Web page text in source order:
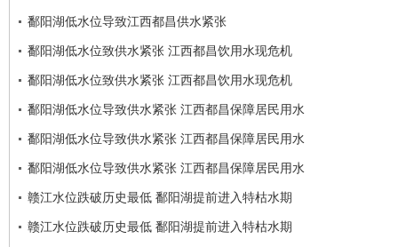
鄱阳湖低水位导致江西都昌供水紧张
鄱阳湖低水位致供水紧张 江西都昌饮用水现危机
鄱阳湖低水位致供水紧张 江西都昌饮用水现危机
鄱阳湖低水位导致供水紧张 江西都昌保障居民用水
鄱阳湖低水位导致供水紧张 江西都昌保障居民用水
鄱阳湖低水位导致供水紧张 江西都昌保障居民用水
赣江水位跌破历史最低 鄱阳湖提前进入特枯水期
赣江水位跌破历史最低 鄱阳湖提前进入特枯水期